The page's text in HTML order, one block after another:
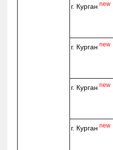
г. Курган new
г. Курган new
г. Курган new
г. Курган new